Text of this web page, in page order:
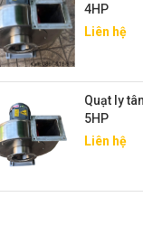
4HP
Liên hệ
Quạt ly
5HP
Liên hệ